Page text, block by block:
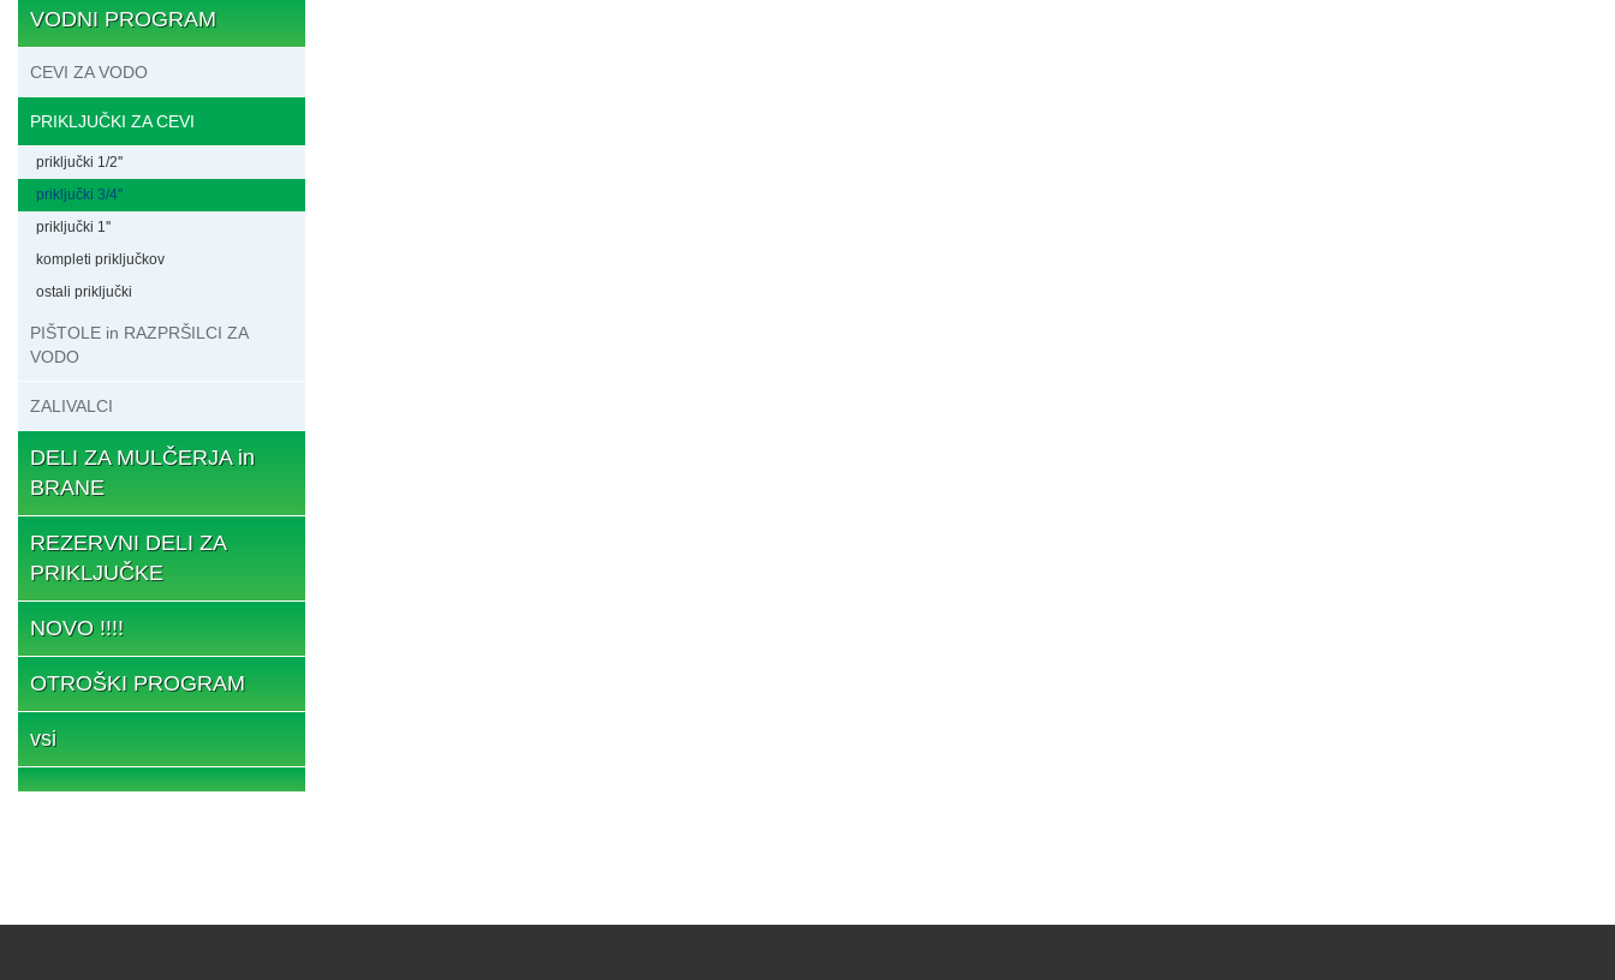
VODNI PROGRAM
CEVI ZA VODO
PRIKLJUČKI ZA CEVI
priključki 1/2''
priključki 3/4''
priključki 1''
kompleti priključkov
ostali priključki
PIŠTOLE in RAZPRŠILCI ZA
VODO
ZALIVALCI
DELI ZA MULČERJA in
BRANE
REZERVNI DELI ZA
PRIKLJUČKE
NOVO !!!!
OTROŠKI PROGRAM
vsi